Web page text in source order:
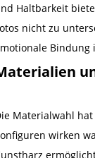
Haltbarkeit
nicht zu
Bindung
Materialwahl
wirken